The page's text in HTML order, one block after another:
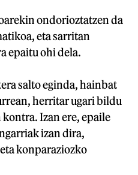
ondorioztatzen da
eta sarritan
epaitu ohi dela.
salto eginda, hainbat
herritar ugari bildu
Izan ere, epaile
izan dira,
konparaziozko